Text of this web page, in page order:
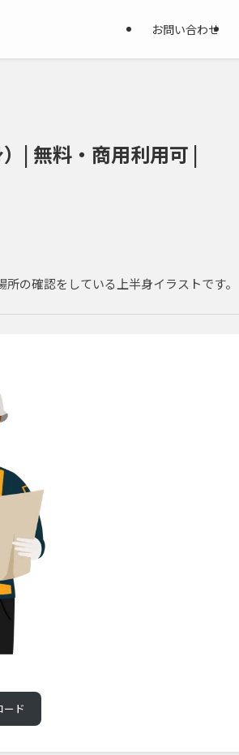
お問い合わせ
| 無料・商用利用可 |
の確認をしている上半身イラストです。
ード